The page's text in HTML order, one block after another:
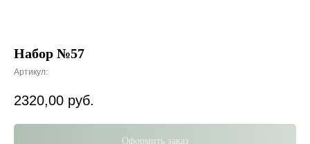
Набор №57
Артикул:
2320,00 руб.
Оформить заказ